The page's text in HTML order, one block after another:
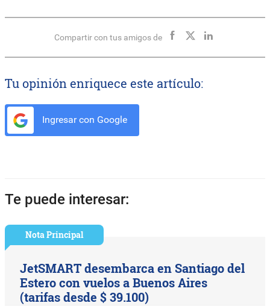
Compartir con tus amigos de
Tu opinión enriquece este artículo:
Ingresar con Google
Te puede interesar:
Nota Principal
JetSMART desembarca en Santiago del
Estero con vuelos a Buenos Aires
(tarifas desde $ 39.100)